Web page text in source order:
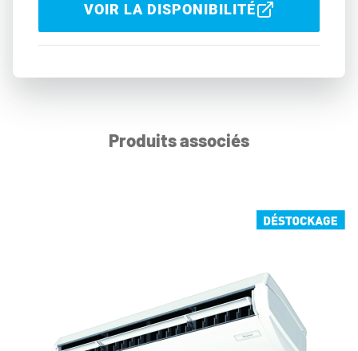
VOIR LA DISPONIBILITÉ
Produits associés